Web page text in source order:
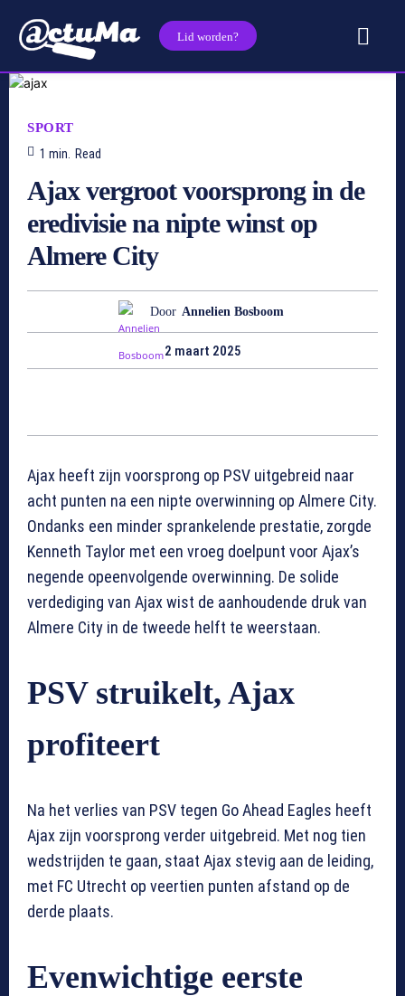
Lid worden?
SPORT
1 min. Read
Ajax vergroot voorsprong in de
eredivisie na nipte winst op
Almere City
Door Annelien Bosboom
2 maart 2025
Ajax heeft zijn voorsprong op PSV uitgebreid naar
acht punten na een nipte overwinning op Almere City.
Ondanks een minder sprankelende prestatie, zorgde
Kenneth Taylor met een vroeg doelpunt voor Ajax’s
negende opeenvolgende overwinning. De solide
verdediging van Ajax wist de aanhoudende druk van
Almere City in de tweede helft te weerstaan.
PSV struikelt, Ajax
profiteert
Na het verlies van PSV tegen Go Ahead Eagles heeft
Ajax zijn voorsprong verder uitgebreid. Met nog tien
wedstrijden te gaan, staat Ajax stevig aan de leiding,
met FC Utrecht op veertien punten afstand op de
derde plaats.
Evenwichtige eerste